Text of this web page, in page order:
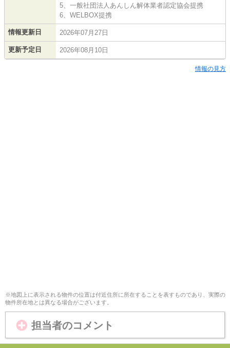
5、一般社団法人あんしん解体業者認定協会提携
6、WELBOX提携
情報更新日 2026年07月27日
更新予定日 2026年08月10日
情報の見方
※地図上に表示される物件の位置は付近住所に所在することを表すものであり、実際の
物件所在地とは異なる場合がございます。
担当者のコメント